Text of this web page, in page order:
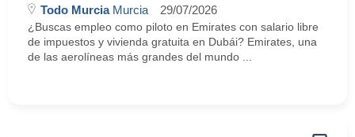
Todo MurciaMurcia 29/07/2026
¿Buscas empleo como piloto en Emirates con salario libre
de impuestos y vivienda gratuita en Dubái? Emirates, una
de las aerolíneas más grandes del mundo ...